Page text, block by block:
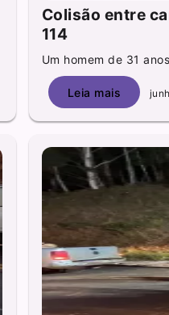
Colisão entre
114
Um homem de 31
Leia mais